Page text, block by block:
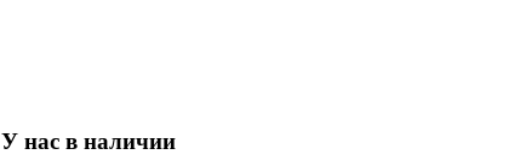
У нас в наличии